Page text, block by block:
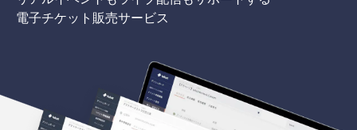
電子チケット販売サービス